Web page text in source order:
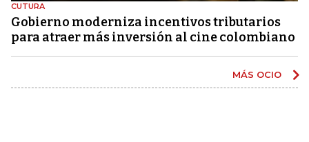
CUTURA
Gobierno moderniza incentivos tributarios
para atraer más inversión al cine colombiano
MÁS OCIO